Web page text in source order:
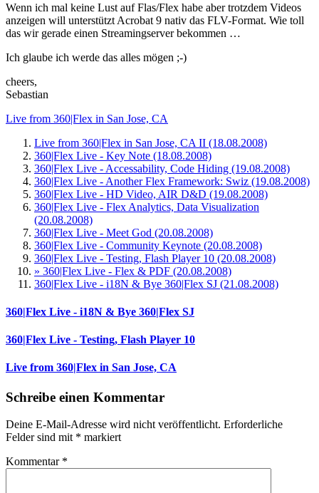
Wenn ich mal keine Lust auf Flas/Flex habe aber trotzdem Videos
anzeigen will unterstützt Acrobat 9 nativ das FLV-Format. Wie toll
das wir gerade einen Streamingserver bekommen …
Ich glaube ich werde das alles mögen ;-)
cheers,
Sebastian
Live from 360|Flex in San Jose, CA
Live from 360|Flex in San Jose, CA II (18.08.2008)
360|Flex Live - Key Note (18.08.2008)
360|Flex Live - Accessability, Code Hiding (19.08.2008)
360|Flex Live - Another Flex Framework: Swiz (19.08.2008)
360|Flex Live - HD Video, AIR D&D (19.08.2008)
360|Flex Live - Flex Analytics, Data Visualization
(20.08.2008)
360|Flex Live - Meet God (20.08.2008)
360|Flex Live - Community Keynote (20.08.2008)
360|Flex Live - Testing, Flash Player 10 (20.08.2008)
» 360|Flex Live - Flex & PDF (20.08.2008)
360|Flex Live - i18N & Bye 360|Flex SJ (21.08.2008)
360|Flex Live - i18N & Bye 360|Flex SJ
360|Flex Live - Testing, Flash Player 10
Live from 360|Flex in San Jose, CA
Schreibe einen Kommentar
Deine E-Mail-Adresse wird nicht veröffentlicht. Erforderliche
Felder sind mit * markiert
Kommentar *